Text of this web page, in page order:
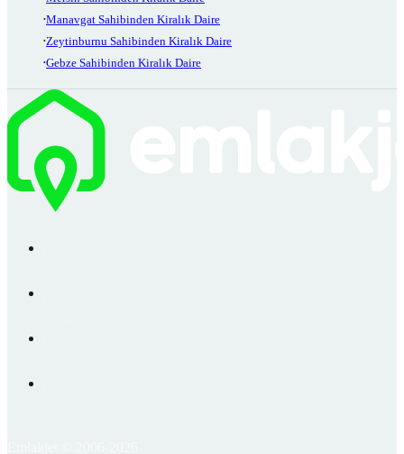
Manavgat Sahibinden Kiralık Daire
Zeytinburnu Sahibinden Kiralık Daire
Gebze Sahibinden Kiralık Daire